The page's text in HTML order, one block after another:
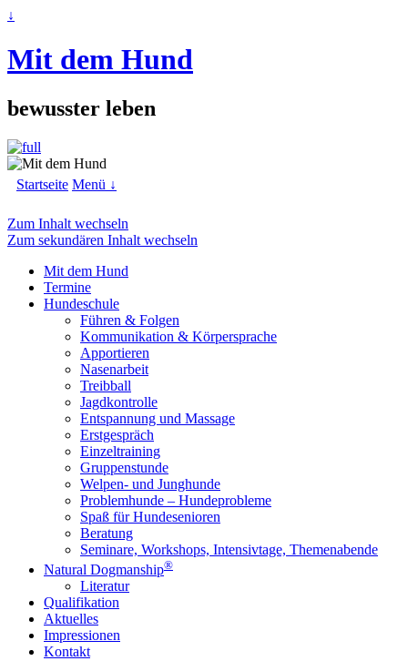
↓
Mit dem Hund
bewusster leben
Startseite Menü ↓
Zum Inhalt wechseln
Zum sekundären Inhalt wechseln
Mit dem Hund
Termine
Hundeschule
Führen & Folgen
Kommunikation & Körpersprache
Apportieren
Nasenarbeit
Treibball
Jagdkontrolle
Entspannung und Massage
Erstgespräch
Einzeltraining
Gruppenstunde
Welpen- und Junghunde
Problemhunde – Hundeprobleme
Spaß für Hundesenioren
Beratung
Seminare, Workshops, Intensivtage, Themenabende
Natural Dogmanship®
Literatur
Qualifikation
Aktuelles
Impressionen
Kontakt